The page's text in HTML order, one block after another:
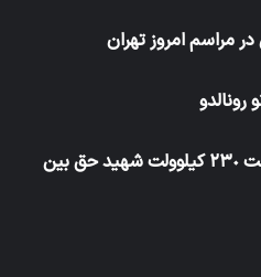
در مراسم امروز تهران
رونالدو
بازدید مدیرعامل توانیر از پست ٢٣٠ كیلوولت شهید حق بین